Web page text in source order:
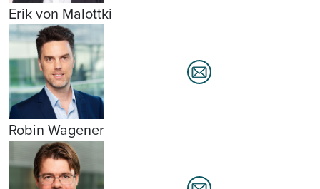
Erik von Malottki
Robin Wagener